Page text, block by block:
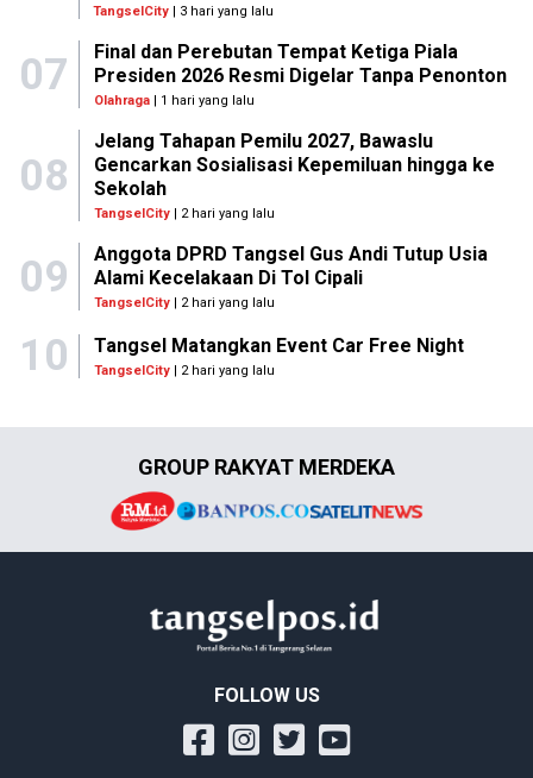
TangselCity | 3 hari yang lalu
07
Final dan Perebutan Tempat Ketiga Piala
Presiden 2026 Resmi Digelar Tanpa Penonton
Olahraga| 1 hari yang lalu
08
Jelang Tahapan Pemilu 2027, Bawaslu
Gencarkan Sosialisasi Kepemiluan hingga ke
Sekolah
TangselCity| 2 hari yang lalu
09
Anggota DPRD Tangsel Gus Andi Tutup Usia
Alami Kecelakaan Di Tol Cipali
TangselCity| 2 hari yang lalu
10 Tangsel Matangkan Event Car Free Night
TangselCity | 2 hari yang lalu
GROUP RAKYAT MERDEKA
FOLLOW US